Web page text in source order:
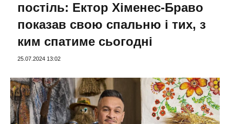
постіль: Ектор Хіменес-Браво
показав свою спальню і тих, з
ким спатиме сьогодні
25.07.2024 13:02